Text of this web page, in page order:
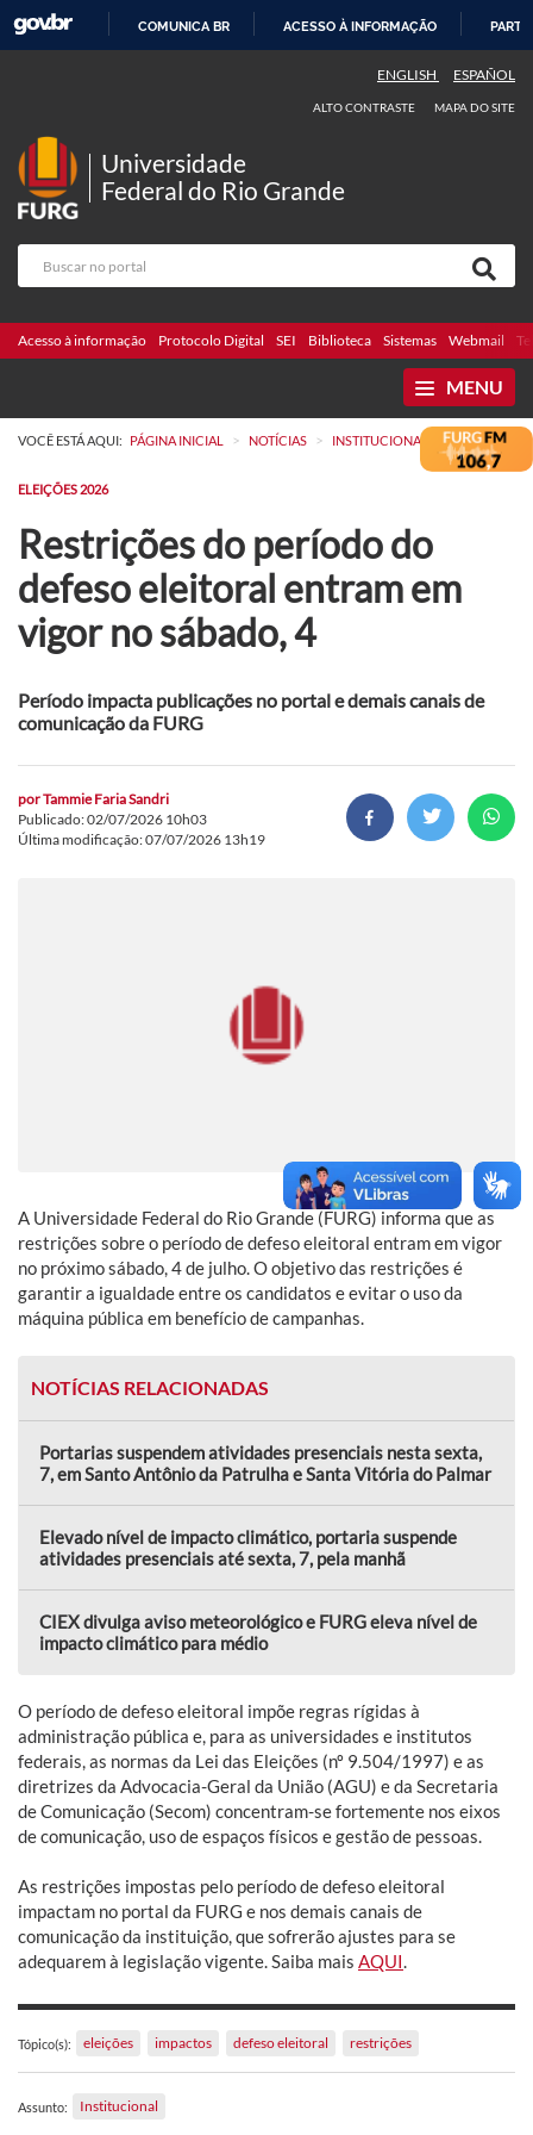
COMUNICA BR ACESSO À INFORMAÇÃO
ENGLISH ESPAÑOL
ALTO CONTRASTE MAPA DO SITE
Universidade
Federal do Rio Grande
Acesso à informação Protocolo Digital SEI Biblioteca Sistemas Webmail
MENU
VOCÊ ESTÁ AQUI: PÁGINA INICIAL > NOTÍCIAS > INSTITUCIONAL
ELEIÇÕES 2026
Restrições do período do
defeso eleitoral entram em
vigor no sábado, 4
Período impacta publicações no portal e demais canais de
comunicação da FURG
porTammie Faria Sandri
Publicado: 02/07/2026 10h03
Última modificação: 07/07/2026 13h19
A Universidade Federal do Rio Grande (FURG) informa que as
restrições sobre o período de defeso eleitoral entram em vigor
no próximo sábado, 4 de julho. O objetivo das restrições é
garantir a igualdade entre os candidatos e evitar o uso da
máquina pública em benefício de campanhas.
NOTÍCIAS RELACIONADAS
Portarias suspendem atividades presenciais nesta sexta,
7, em Santo Antônio da Patrulha e Santa Vitória do Palmar
Elevado nível de impacto climático, portaria suspende
atividades presenciais até sexta, 7, pela manhã
CIEX divulga aviso meteorológico e FURG eleva nível de
impacto climático para médio
O período de defeso eleitoral impõe regras rígidas à
administração pública e, para as universidades e institutos
federais, as normas da Lei das Eleições (nº 9.504/1997) e as
diretrizes da Advocacia-Geral da União (AGU) e da Secretaria
de Comunicação (Secom) concentram-se fortemente nos eixos
de comunicação, uso de espaços físicos e gestão de pessoas.
As restrições impostas pelo período de defeso eleitoral
impactam no portal da FURG e nos demais canais de
comunicação da instituição, que sofrerão ajustes para se
adequarem à legislação vigente. Saiba mais AQUI.
Tópico(s): eleições impactos defeso eleitoral restrições
Assunto: Institucional